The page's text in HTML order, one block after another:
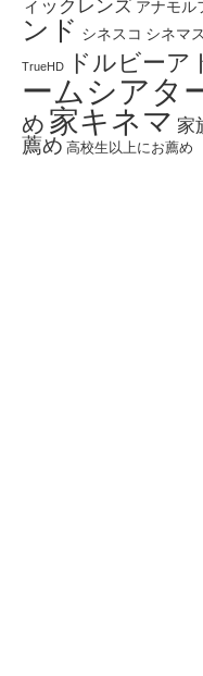
ィックレンズ アナモル
ンド シネスコ シネマ
TrueHD ドルビーア
ームシアタ
め 家キネマ 家
薦め 高校生以上にお薦め